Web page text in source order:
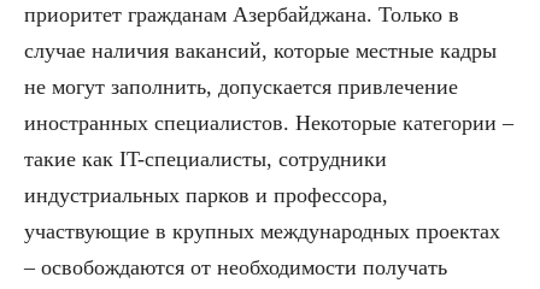
приоритет гражданам Азербайджана. Только в
случае наличия вакансий, которые местные кадры
не могут заполнить, допускается привлечение
иностранных специалистов. Некоторые категории –
такие как IT-специалисты, сотрудники
индустриальных парков и профессора,
участвующие в крупных международных проектах
– освобождаются от необходимости получать